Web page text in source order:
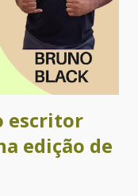
Valle, Mariney
do Arco-íris,
Alves, Rita
Fer...
escritor
edição de